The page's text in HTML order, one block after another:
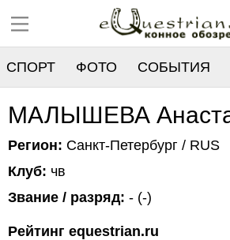
СПОРТ ФОТО СОБЫТИЯ
РЕЕСТР
МАЛЫШЕВА
Регион: Санкт-Петербург / RUS
Клуб: чв
Звание / разряд: - (-)
Рейтинг equestrian.ru